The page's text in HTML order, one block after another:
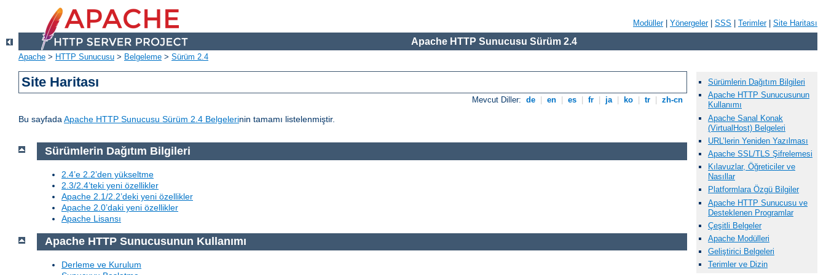
Modüller| Yönergeler| SSS Terimler| Site Haritası
Apache HTTP Sunucusu Sürüm 2.4
Apache > HTTP Sunucusu > Belgeleme > Sürüm 2.4
Site Haritası
Mevcut Diller: de en es fr ja ko tr zh-cn
Bu sayfadaApache HTTP Sunucusu Sürüm 2.4 Belgelerinin tamamı listelenmiştir.
Sürümlerin Dağıtım Bilgileri
Apache HTTP Sunucusunun
Kullanımı
Apache Sanal Konak
(VirtualHost) Belgeleri
URL’lerin Yeniden Yazılması
Apache SSL/TLS Şifrelemesi
Kılavuzlar, Öğreticiler ve
Nasıllar
Platformlara Özgü Bilgiler
Apache HTTP Sunucusu ve
Desteklenen Programlar
Çeşitli Belgeler
Apache Modülleri
Geliştirici Belgeleri
Terimler ve Dizin
Sürümlerin Dağıtım Bilgileri
2.4’e 2.2’den yükseltme
2.3/2.4’teki yeni özellikler
Apache 2.1/2.2’deki yeni özellikler
Apache 2.0’daki yeni özellikler
Apache Lisansı
Apache HTTP Sunucusunun Kullanımı
Derleme ve Kurulum